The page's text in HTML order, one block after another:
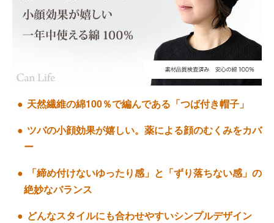
天然繊維の綿100％で編んである「つば付き帽子」
ツバの小顔効果が嬉しい。薬による顔のむくみをカバ
ー
「締め付けないゆったり感」と「ずり落ちない感」の
絶妙なバランス
どんなスタイルにも合わせやすいシンプルデザイン